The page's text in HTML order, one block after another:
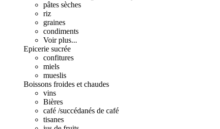
pâtes sèches
riz
graines
condiments
Voir plus...
Epicerie sucrée
confitures
miels
mueslis
Boissons froides et chaudes
vins
Bières
café /succédanés de café
tisanes